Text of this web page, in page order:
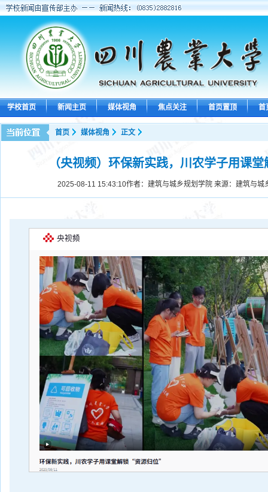
学校首页 新闻主页 媒体视角 焦点关注 首页置顶 首
首页 媒体视角 正文
（央视频）环保新实践，川农学子用课
2025-08-11 15:43:10作者：建筑与城乡规划学院 来源：建筑与城